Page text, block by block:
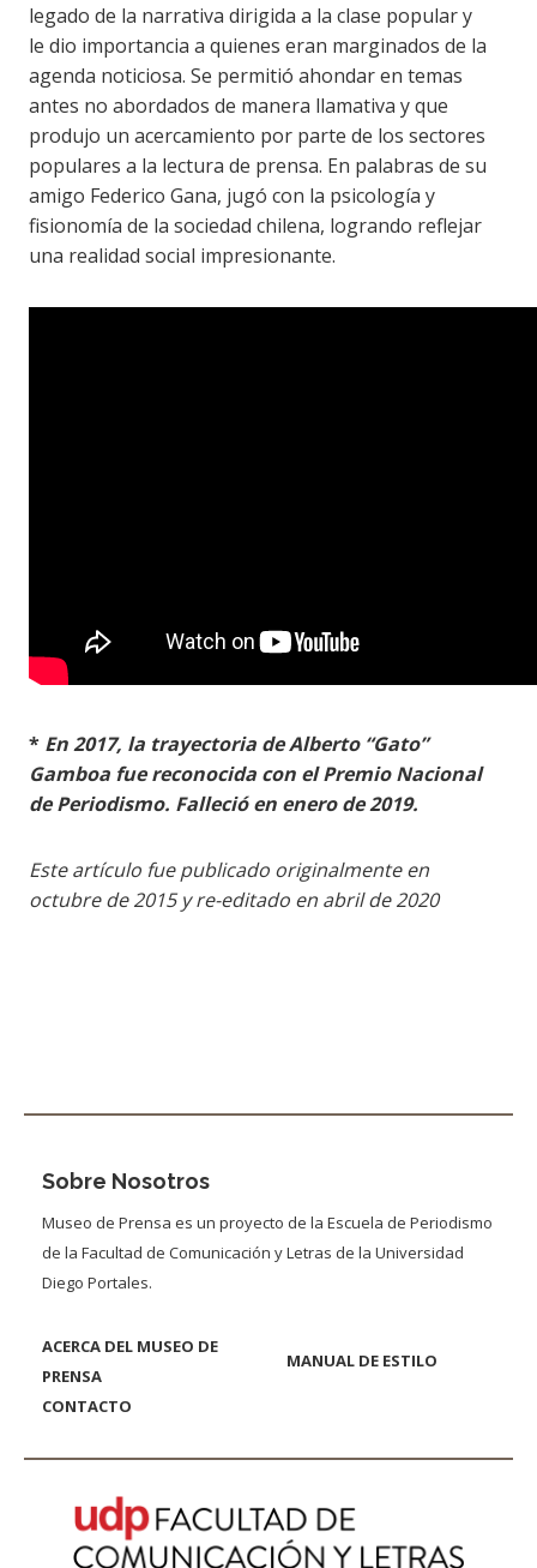
legado de la narrativa dirigida a la clase popular y
le dio importancia a quienes eran marginados de la
agenda noticiosa. Se permitió ahondar en temas
antes no abordados de manera llamativa y que
produjo un acercamiento por parte de los sectores
populares a la lectura de prensa. En palabras de su
amigo Federico Gana, jugó con la psicología y
fisionomía de la sociedad chilena, logrando reflejar
una realidad social impresionante.
* En 2017, la trayectoria de Alberto “Gato”
Gamboa fue reconocida con el Premio Nacional
de Periodismo. Falleció en enero de 2019.
Este artículo fue publicado originalmente en
octubre de 2015 y re-editado en abril de 2020
Sobre Nosotros
Museo de Prensa es un proyecto de la Escuela de Periodismo
de la Facultad de Comunicación y Letras de la Universidad
Diego Portales.
ACERCA DEL MUSEO DE
PRENSA
MANUAL DE ESTILO
CONTACTO